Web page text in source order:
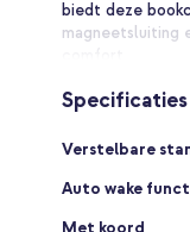
biedt deze
magneetsluiting
Waarom kiezen
Elegante
Specificaties
Specificaties
Verstelbare
Auto wake